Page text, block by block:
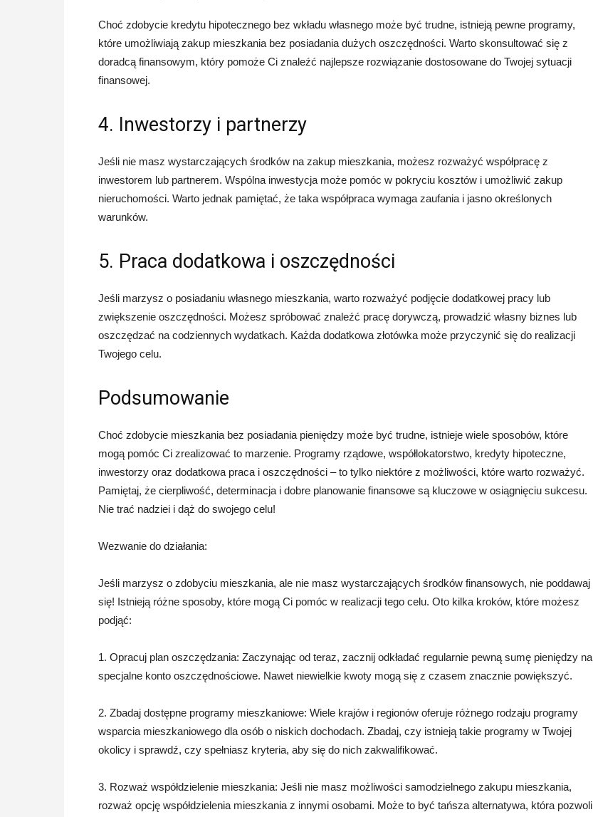
Choć zdobycie kredytu hipotecznego bez wkładu własnego może być trudne, istnieją pewne programy,
które umożliwiają zakup mieszkania bez posiadania dużych oszczędności. Warto skonsultować się z
doradcą finansowym, który pomoże Ci znaleźć najlepsze rozwiązanie dostosowane do Twojej sytuacji
finansowej.
4. Inwestorzy i partnerzy
Jeśli nie masz wystarczających środków na zakup mieszkania, możesz rozważyć współpracę z
inwestorem lub partnerem. Wspólna inwestycja może pomóc w pokryciu kosztów i umożliwić zakup
nieruchomości. Warto jednak pamiętać, że taka współpraca wymaga zaufania i jasno określonych
warunków.
5. Praca dodatkowa i oszczędności
Jeśli marzysz o posiadaniu własnego mieszkania, warto rozważyć podjęcie dodatkowej pracy lub
zwiększenie oszczędności. Możesz spróbować znaleźć pracę dorywczą, prowadzić własny biznes lub
oszczędzać na codziennych wydatkach. Każda dodatkowa złotówka może przyczynić się do realizacji
Twojego celu.
Podsumowanie
Choć zdobycie mieszkania bez posiadania pieniędzy może być trudne, istnieje wiele sposobów, które
mogą pomóc Ci zrealizować to marzenie. Programy rządowe, współlokatorstwo, kredyty hipoteczne,
inwestorzy oraz dodatkowa praca i oszczędności – to tylko niektóre z możliwości, które warto rozważyć.
Pamiętaj, że cierpliwość, determinacja i dobre planowanie finansowe są kluczowe w osiągnięciu sukcesu.
Nie trać nadziei i dąż do swojego celu!
Wezwanie do działania:
Jeśli marzysz o zdobyciu mieszkania, ale nie masz wystarczających środków finansowych, nie poddawaj
się! Istnieją różne sposoby, które mogą Ci pomóc w realizacji tego celu. Oto kilka kroków, które możesz
podjąć:
1. Opracuj plan oszczędzania: Zaczynając od teraz, zacznij odkładać regularnie pewną sumę pieniędzy na
specjalne konto oszczędnościowe. Nawet niewielkie kwoty mogą się z czasem znacznie powiększyć.
2. Zbadaj dostępne programy mieszkaniowe: Wiele krajów i regionów oferuje różnego rodzaju programy
wsparcia mieszkaniowego dla osób o niskich dochodach. Zbadaj, czy istnieją takie programy w Twojej
okolicy i sprawdź, czy spełniasz kryteria, aby się do nich zakwalifikować.
3. Rozważ współdzielenie mieszkania: Jeśli nie masz możliwości samodzielnego zakupu mieszkania,
rozważ opcję współdzielenia mieszkania z innymi osobami. Może to być tańsza alternatywa, która pozwoli